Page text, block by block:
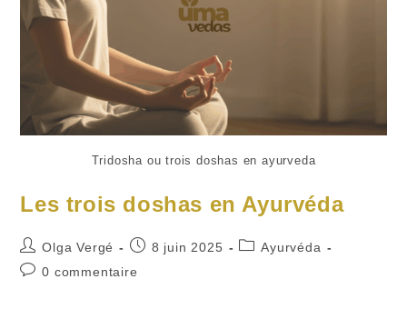
Tridosha ou trois doshas en ayurveda
Les trois doshas en Ayurvéda
Auteur/autrice
de
Olga Vergé
Publication
8 juin 2025
PostAyurvéda
Commentaires
0 commentaire